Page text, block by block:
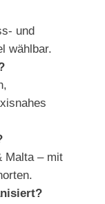
und
wählbar.
Malta – mit